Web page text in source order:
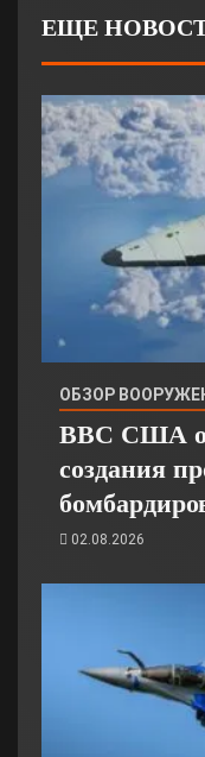
ЕЩЕ
ОБЗОР
ВВС США
создания
02.08.2026